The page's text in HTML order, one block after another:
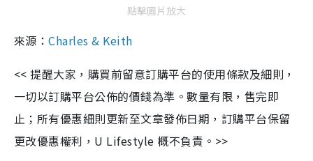
點擊圖片放大
來源：Charles & Keith
<< 提醒大家，購買前留意訂購平台的使用條款及細則，
一切以訂購平台公佈的價錢為準。數量有限，售完即
止；所有優惠細則更新至文章發佈日期，訂購平台保留
更改優惠權利，U Lifestyle 概不負責。>>